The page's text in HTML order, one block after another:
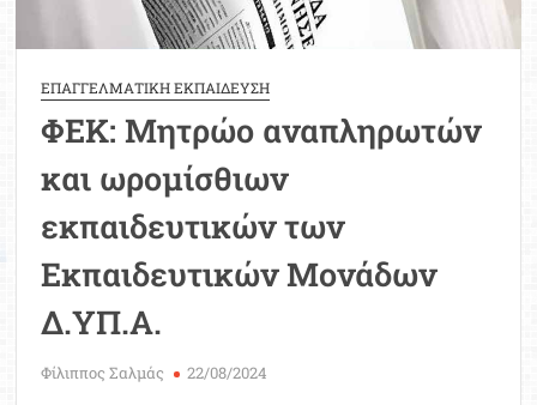
ΕΠΑΓΓΕΛΜΑΤΙΚΗ ΕΚΠΑΙΔΕΥΣΗ
ΦΕΚ: Μητρώο αναπληρωτών
και ωρομίσθιων
εκπαιδευτικών των
Εκπαιδευτικών Μονάδων
Δ.ΥΠ.Α.
Φίλιππος Σαλμάς 22/08/2024